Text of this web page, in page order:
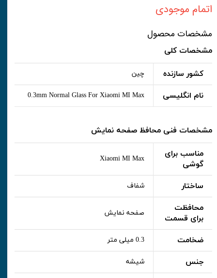
اتمام موجودی
مشخصات محصول
مشخصات کلی
کشور سازنده چین
نام انگلیسی 0.3mm Normal Glass For Xiaomi MI Max
مشخصات فنی محافظ صفحه نمایش
مناسب برای
گوشی
Xiaomi MI Max
ساختار شفاف
محافظت
برای قسمت
صفحه نمایش
ضخامت 0.3 میلی متر
جنس شیشه